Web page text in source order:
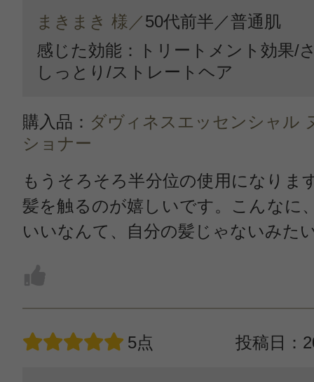
まきまき 様／50代前半／普通肌
感じた効能：トリートメント効果/
しっとり/ストレートヘア
購入品： ダヴィネスエッセンシャル
ショナー
もうそろそろ半分位の使用になりま
髪を触るのが嬉しいです。こんなに
いいなんて、自分の髪じゃないみた
5点 投稿日：